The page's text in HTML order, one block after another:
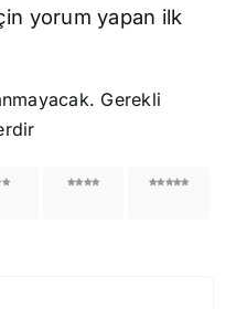
yorum yapan ilk
Gerekli
4/5
5/5